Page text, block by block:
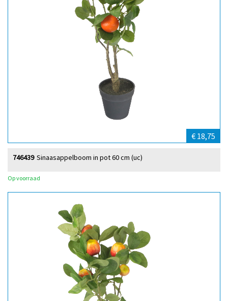
€ 18,75
Sinaasappelboom in pot 60 cm (uc)
746439
Op voorraad